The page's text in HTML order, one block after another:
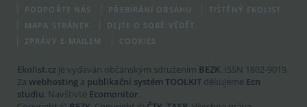
PODPOŘTE NÁS
PŘEBÍRÁNÍ OBSAHU
TIŠTĚNÝ EKOLIST
MAPA STRÁNEK
DEJTE O SOBĚ VĚDĚT
ZPRÁVY E-MAILEM
COOKIES
Ekolist.cz je vydáván občanským sdružením BEZK. ISSN 1802-9019.
Za webhosting a publikační systém TOOLKIT děkujeme Ecn
studiu. Navštivte Ecomonitor.